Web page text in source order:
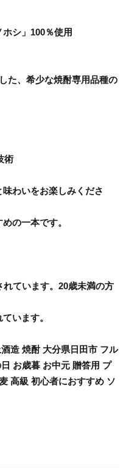
シ」100％使用
た、希少な焼酎専用品種の
術
わいをお楽しみくださ
の一本です。
ています。20歳未満の方
います。
造 焼酎 大分県日田市 フル
お歳暮 お中元 贈答用 プ
高級 初心者におすすめ ソ